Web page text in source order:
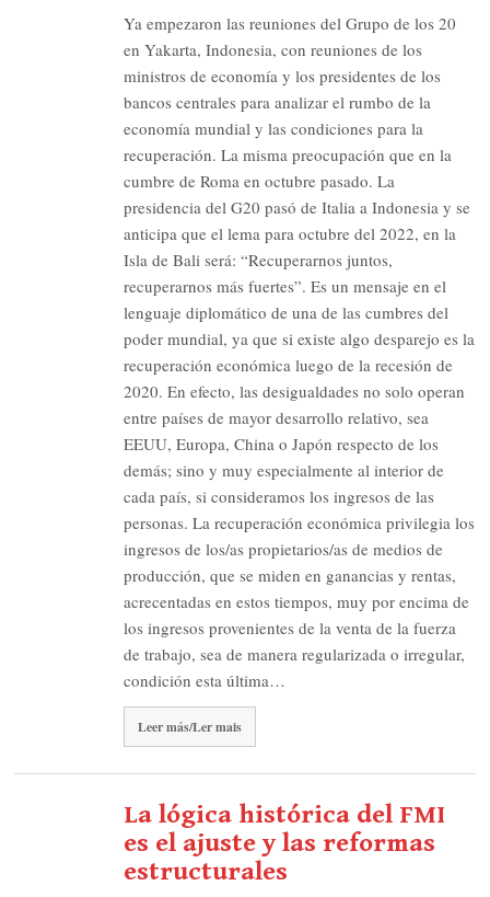
Ya empezaron las reuniones del Grupo de los 20
en Yakarta, Indonesia, con reuniones de los
ministros de economía y los presidentes de los
bancos centrales para analizar el rumbo de la
economía mundial y las condiciones para la
recuperación. La misma preocupación que en la
cumbre de Roma en octubre pasado. La
presidencia del G20 pasó de Italia a Indonesia y se
anticipa que el lema para octubre del 2022, en la
Isla de Bali será: “Recuperarnos juntos,
recuperarnos más fuertes”. Es un mensaje en el
lenguaje diplomático de una de las cumbres del
poder mundial, ya que si existe algo desparejo es la
recuperación económica luego de la recesión de
2020. En efecto, las desigualdades no solo operan
entre países de mayor desarrollo relativo, sea
EEUU, Europa, China o Japón respecto de los
demás; sino y muy especialmente al interior de
cada país, si consideramos los ingresos de las
personas. La recuperación económica privilegia los
ingresos de los/as propietarios/as de medios de
producción, que se miden en ganancias y rentas,
acrecentadas en estos tiempos, muy por encima de
los ingresos provenientes de la venta de la fuerza
de trabajo, sea de manera regularizada o irregular,
condición esta última…
Leer más/Ler mais
La lógica histórica del FMI
es el ajuste y las reformas
estructurales